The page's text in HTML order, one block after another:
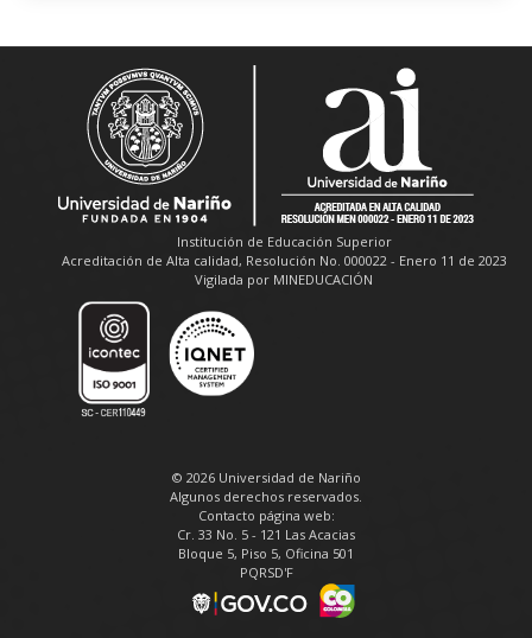
Institución de Educación Superior
Acreditación de Alta calidad, Resolución No. 000022 - Enero 11 de 2023
Vigilada por MINEDUCACIÓN
© 2026 Universidad de Nariño
Algunos derechos reservados.
Contacto página web:
Cr. 33 No. 5 - 121 Las Acacias
Bloque 5, Piso 5, Oficina 501
PQRSD'F